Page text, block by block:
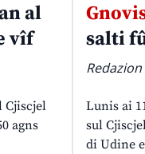
al
vîf
Cjiscjel
agns
salti
Redazion
Lunis ai
sul
di Udine